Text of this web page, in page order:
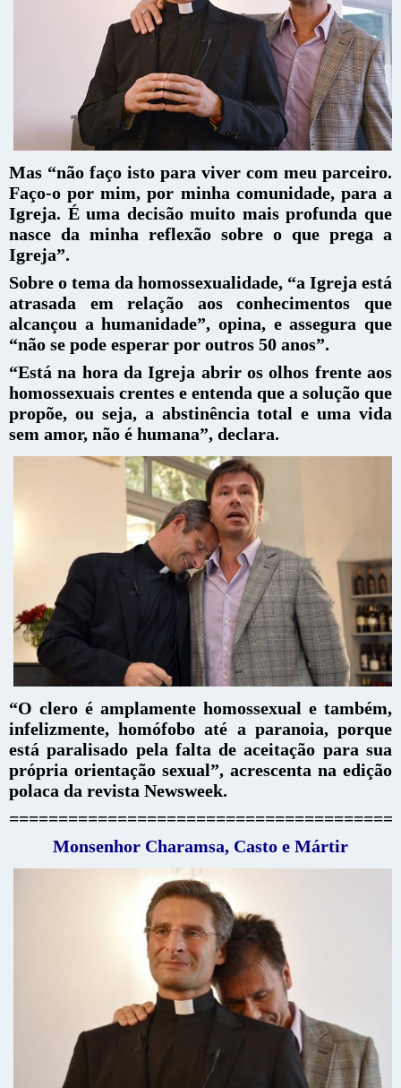
Mas “não faço isto para viver com meu parceiro.
Faço-o por mim, por minha comunidade, para a
Igreja. É uma decisão muito mais profunda que
nasce da minha reflexão sobre o que prega a
Igreja”.
Sobre o tema da homossexualidade, “a Igreja está
atrasada em relação aos conhecimentos que
alcançou a humanidade”, opina, e assegura que
“não se pode esperar por outros 50 anos”.
“Está na hora da Igreja abrir os olhos frente aos
homossexuais crentes e entenda que a solução que
propõe, ou seja, a abstinência total e uma vida
sem amor, não é humana”, declara.
“O clero é amplamente homossexual e também,
infelizmente, homófobo até a paranoia, porque
está paralisado pela falta de aceitação para sua
própria orientação sexual”, acrescenta na edição
polaca da revista Newsweek.
Monsenhor Charamsa, Casto e Mártir